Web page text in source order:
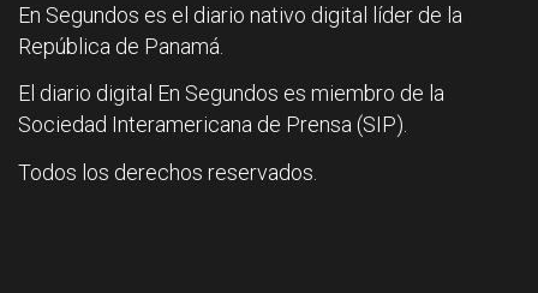
En Segundos es el diario nativo digital líder de la
República de Panamá.
El diario digital En Segundos es miembro de la
Sociedad Interamericana de Prensa (SIP).
Todos los derechos reservados.